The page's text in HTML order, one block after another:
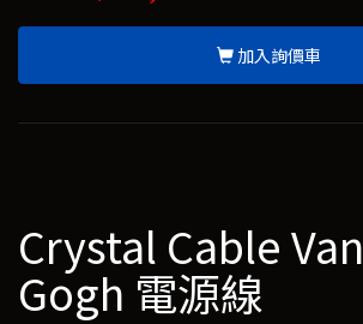
加入詢價車
Crystal Cable Van
Gogh 電源線